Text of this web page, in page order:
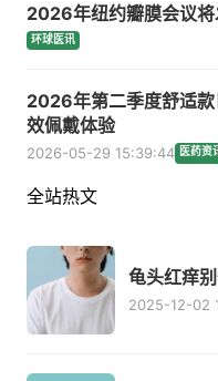
2026年纽约瓣膜会议
环球医讯
2026年第二季度舒适
效佩戴体验
2026-05-29 15:39:44 医药资
全站热文
龟头红痒
2025-12-02